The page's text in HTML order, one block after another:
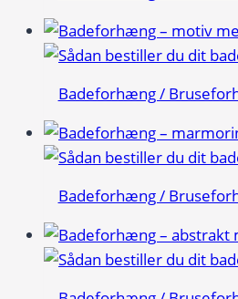
Badeforhæng /
Badeforhæng /